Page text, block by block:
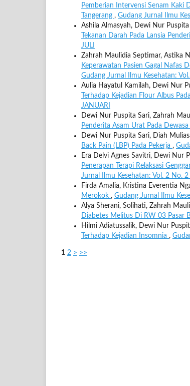
Pemberian Intervensi Senam Kaki
Tangerang , Gudang Jurnal Ilmu
Ashila Almasyah, Dewi Nur
Tekanan Darah Pada Lansia
JULI
Zahrah Maulidia Septimar, Astika
Keperawatan Pasien Gagal Nafas
Gudang Jurnal Ilmu Kesehatan:
Aulia Hayatul Kamilah, Dewi Nur
Terhadap Kejadian Flour Albus
JANUARI
Dewi Nur Puspita Sari, Zahrah
Penderita Asam Urat Pada Dewasa
Dewi Nur Puspita Sari, Diah
Back Pain (LBP) Pada Pekerja ,
Era Delvi Agnes Savitri, Dewi Nur
Penerapan Terapi Relaksasi
Jurnal Ilmu Kesehatan: Vol. 2 No.
Firda Amalia, Kristina Everentia
Merokok , Gudang Jurnal Ilmu
Alya Sherani, Solihati, Zahrah
Diabetes Melitus Di RW 03 Pasar
Hilmi Adiatussalik, Dewi Nur
Terhadap Kejadian Insomnia ,
1 2 > >>